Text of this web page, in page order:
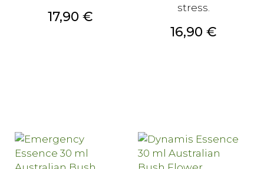
Prezzo
17,90 €
stress.
Prezzo
16,90 €